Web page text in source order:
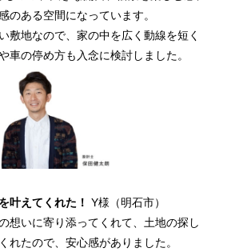
のある空間になっています。
敷地なので、家の中を広く動線を短く
車の停め方も入念に検討しました。
叶えてくれた！ Y様（明石市）
想いに寄り添ってくれて、土地の探し
れたので、安心感がありました。